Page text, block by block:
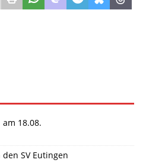
18.08.
den SV Eutingen